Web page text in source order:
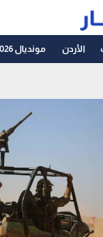
الأردن مونديال 2026